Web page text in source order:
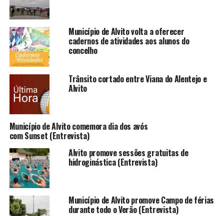
Município de Alvito volta a oferecer
cadernos de atividades aos alunos do
concelho
Trânsito cortado entre Viana do Alentejo e
Alvito
Município de Alvito comemora dia dos avós
com Sunset (Entrevista)
Alvito promove sessões gratuitas de
hidroginástica (Entrevista)
Município de Alvito promove Campo de férias
durante todo o Verão (Entrevista)